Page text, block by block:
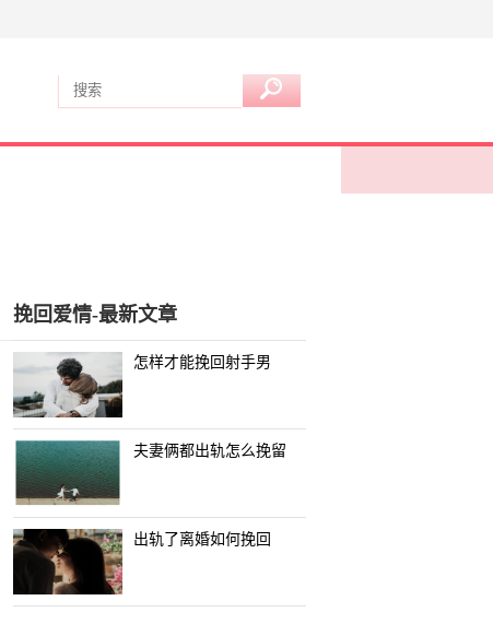
挽回爱情-最新文章
怎样才能挽回射手男
夫妻俩都出轨怎么挽留
出轨了离婚如何挽回